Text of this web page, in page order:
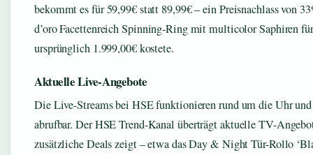
bekommt es für 59,99€ statt 89,99€ – ein Preisnachlass von
d’oro Facettenreich Spinning-Ring mit multicolor Saphiren
ursprünglich 1.999,00€ kostete.
Aktuelle Live-Angebote
Die Live-Streams bei HSE funktionieren rund um die Uhr
abrufbar. Der HSE Trend-Kanal überträgt aktuelle TV-
zusätzliche Deals zeigt – etwa das Day & Night Tür-Rollo